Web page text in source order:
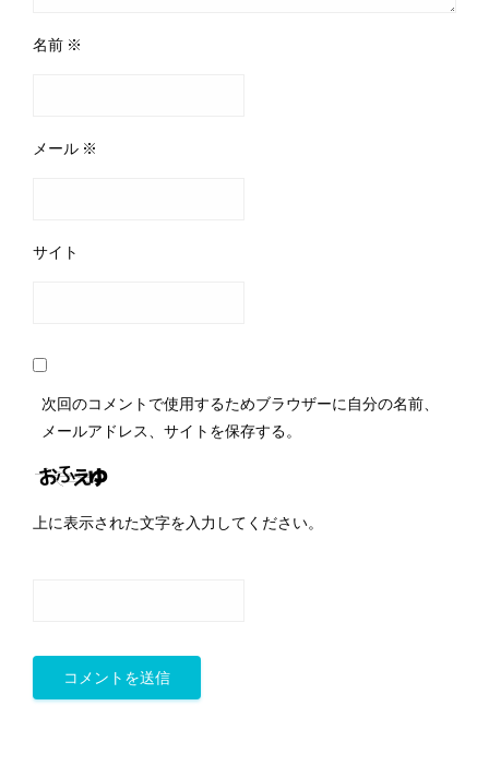
名前 ※
メール ※
サイト
次回のコメントで使用するためブラウザーに自分の名前、
メールアドレス、サイトを保存する。
上に表示された文字を入力してください。